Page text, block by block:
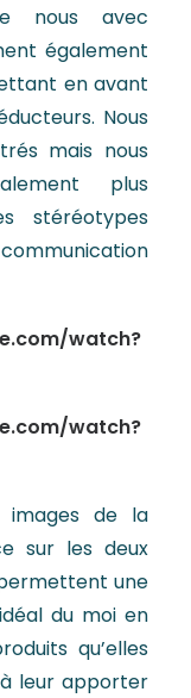
nous avec
également
en avant
Nous
mais nous
plus
stéréotypes
watch?
watch?
images de la
sur les deux
une
du moi en
qu’elles
leur apporter